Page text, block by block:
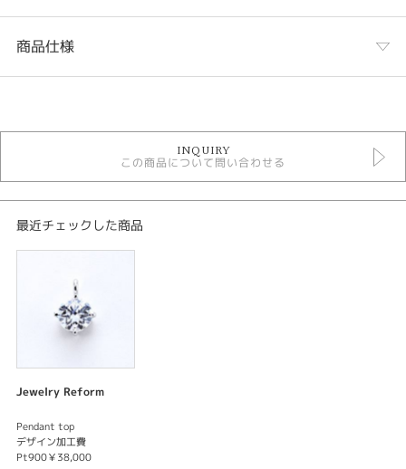
商品仕様
リフォーム枠ネックレスデザイン
リフォームネックレス 婚約指輪
リフォームネックレス シンプル
リフォーム 予算～5万円
リフォーム 結婚5周年
リフォーム枠ネックレスデザイン ＞ リフォームネックレス ～5万円
INQUIRY
この商品について問い合わせる
最近チェックした商品
Jewelry Reform
Pendant top
デザイン加工費
Pt900￥38,000